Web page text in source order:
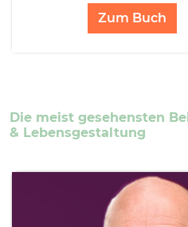
Zum Buch
Die meist gesehensten
& Lebensgestaltung